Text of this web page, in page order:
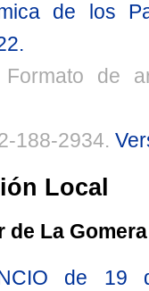
de los
de
188-2934.
Local
de La Gomera
de 19